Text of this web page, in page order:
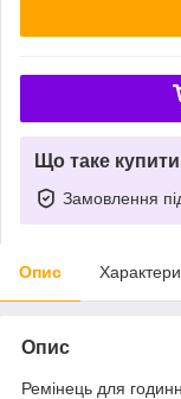
Що таке
Замовлення
Опис
Опис
Ремінець для